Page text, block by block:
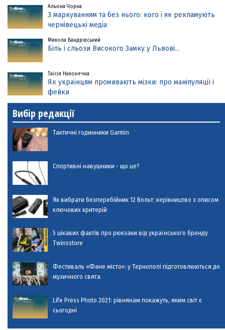
Альона Чорна
З маркуванням та без нього: кого і як рекламують
чернівецькі медіа
Микола Бандрівський
Біль і сльози Високого Замку у Львові...
Таїсія Наконечна
Як українцям промивають мізки: про маніпуляції і
фейки
Вибір редакції
Тактичні годинники Garmin
Спортивні навушники - що це?
Як вибрати безперебійник 12 Вольт: керівництво з описом
ключових критерій
5 цікавих фактів про рюкзаки від українського бренду
Twinsstore
Фестиваль «Фане місто»: у Тернополі підготовлюються до
музичного свята
Life Press Photo 2021: рівнянам покажуть, яким світ є
сьогодні